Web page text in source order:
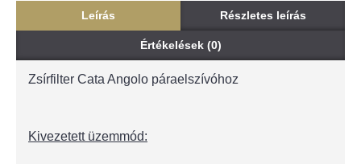
Leírás Részletes leírás
Értékelések (0)
Zsírfilter Cata Angolo páraelszívóhoz
Kivezetett üzemmód: